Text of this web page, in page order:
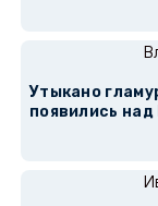
Утыкано
появились